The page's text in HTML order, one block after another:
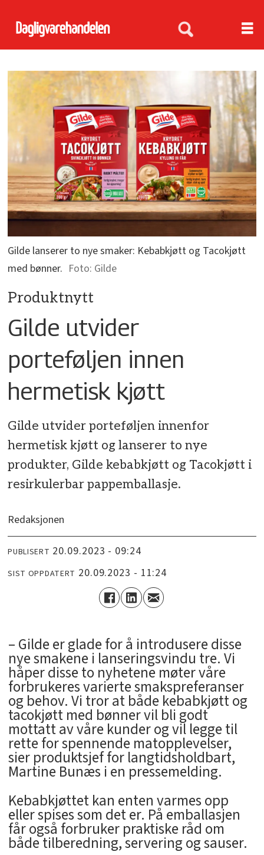
Gilde lanserer to nye smaker: Kebabkjøtt og Tacokjøtt
med bønner.
Gilde
Produktnytt
Gilde utvider
porteføljen innen
hermetisk kjøtt
Gilde utvider porteføljen innenfor
hermetisk kjøtt og lanserer to nye
produkter, Gilde kebabkjøtt og Tacokjøtt i
resirkulerbar pappemballasje.
Redaksjonen
PUBLISERT 20.09.2023 - 09:24
SIST OPPDATERT 20.09.2023 - 11:24
– Gilde er glade for å introdusere disse
nye smakene i lanseringsvindu tre. Vi
håper disse to nyhetene møter våre
forbrukeres varierte smakspreferanser
og behov. Vi tror at både kebabkjøtt og
tacokjøtt med bønner vil bli godt
mottatt av våre kunder og vil legge til
rette for spennende matopplevelser,
sier produktsjef for langtidsholdbart,
Martine Bunæs i en pressemelding.
Kebabkjøttet kan enten varmes opp
eller spises som det er. På emballasjen
får også forbruker praktiske råd om
både tilberedning, servering og sauser.